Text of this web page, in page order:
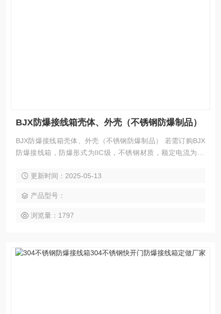
BJX防爆接线箱壳体、外壳（不锈钢防爆制品）
BJX防爆接线箱壳体、外壳（不锈钢防爆制品） 若需订购BJX
防爆接线箱，防爆形式为IIC级，不锈钢材质，额定电流为20
的引入口，下方有2个G3/4的引入口，订货型号为“BJX-G-20/8
爆接线箱，防爆形式为IIB级，不锈钢材质，额定电流为20A，
接线
更新时间：2025-05-13
产品型号：
浏览量：1797